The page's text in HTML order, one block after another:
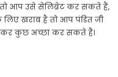
आप उसे सेलिब्रेट कर सकते हैं,
खराब है तो आप पंडित जी
कुछ अच्छा कर सकते हैं।